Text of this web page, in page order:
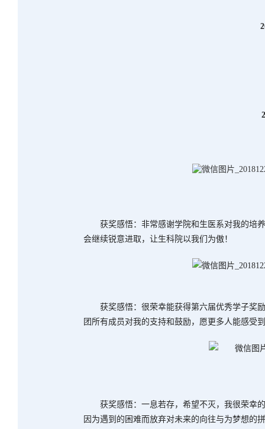
获奖感悟：非常感谢学院和生医系对我的培
会继续锐意进取，让生科院以我们为傲！
获奖感悟：很荣幸能获得第六届优秀学子奖
团所有成员对我的支持和鼓励，愿更多人能感受
获奖感悟：一息若存，希望不灭，我很荣幸
因为遇到的困难而放弃对未来的向往与为梦想的